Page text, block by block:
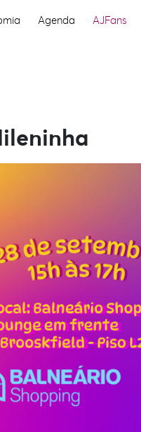
Agenda AJFans